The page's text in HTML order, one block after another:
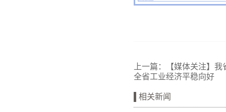
上一篇：
【媒体关注】
全省工业经济平稳向好
相关新闻